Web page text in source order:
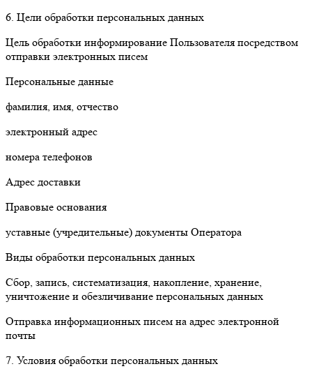
6. Цели обработки персональных данных
Цель обработки информирование Пользователя посредством
отправки электронных писем
Персональные данные
фамилия, имя, отчество
электронный адрес
номера телефонов
Адрес доставки
Правовые основания
уставные (учредительные) документы Оператора
Виды обработки персональных данных
Сбор, запись, систематизация, накопление, хранение,
уничтожение и обезличивание персональных данных
Отправка информационных писем на адрес электронной
почты
7. Условия обработки персональных данных